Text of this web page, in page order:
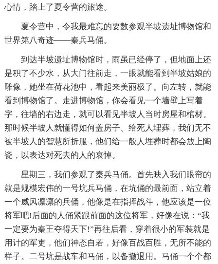
心情，踏上了夏令营的旅途。
夏令营中，令我最难忘的要数参观半坡遗址博物馆和
世界第八奇迹——秦兵马俑。
到达半坡遗址博物馆时，雨虽已经停了，但地面上还
是积了不少水，从大门往前走，一眼就能看到半坡姑娘的
雕像，她坐在荷花池中，看起来美丽极了。向左转，就能
看到博物馆了。走进博物馆，你会看见一个墙壁上写着
字，往墙的右边走，就可以看见半坡人当时房屋和棺材。
那时候半坡人就懂得如何盖房子、给死人埋葬，我们无不
被半坡人的智慧所折服，他们给一般人埋葬时都会放上陶
瓷，以表达对死去的人的哀悼。
星期三，我们参观了秦兵马俑。首先映入我们眼帘的
就是规模宏伟的一号坑兵马俑，在坑俑的最前面，站立着
一个威风凛凛的兵俑，他像是在指挥战斗，他应该是一位
将军吧!后面的人俑紧跟前面的这位将军，好像在说：“我
一定要为秦王夺得天下!”再往后看，穿着很小的军装就是
用计的军吏，他们神态自若，好像百战百胜，无所不能的
样子。二号坑是战车和马俑，以备撤退用。马俑一个个都